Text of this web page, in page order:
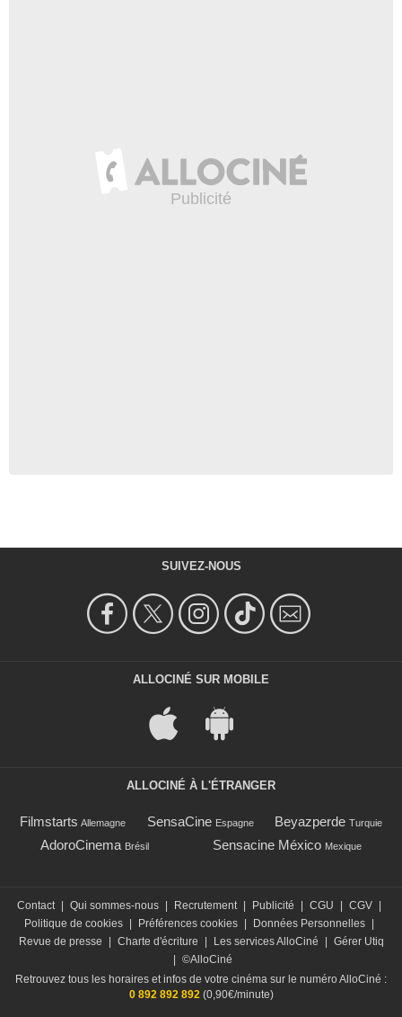
SUIVEZ-NOUS
ALLOCINÉ SUR MOBILE
ALLOCINÉ À L'ÉTRANGER
Filmstarts Allemagne SensaCine Espagne Beyazperde Turquie
AdoroCinema Brésil Sensacine México Mexique
Contact | Qui sommes-nous | Recrutement | Publicité | CGU | CGV |
Politique de cookies | Préférences cookies | Données Personnelles |
Revue de presse
| Charte d'écriture | Les services AlloCiné | Gérer Utiq
| ©AlloCiné
Retrouvez tous les horaires et infos de votre cinéma sur le numéro AlloCiné :
0 892 892 892(0,90€/minute)